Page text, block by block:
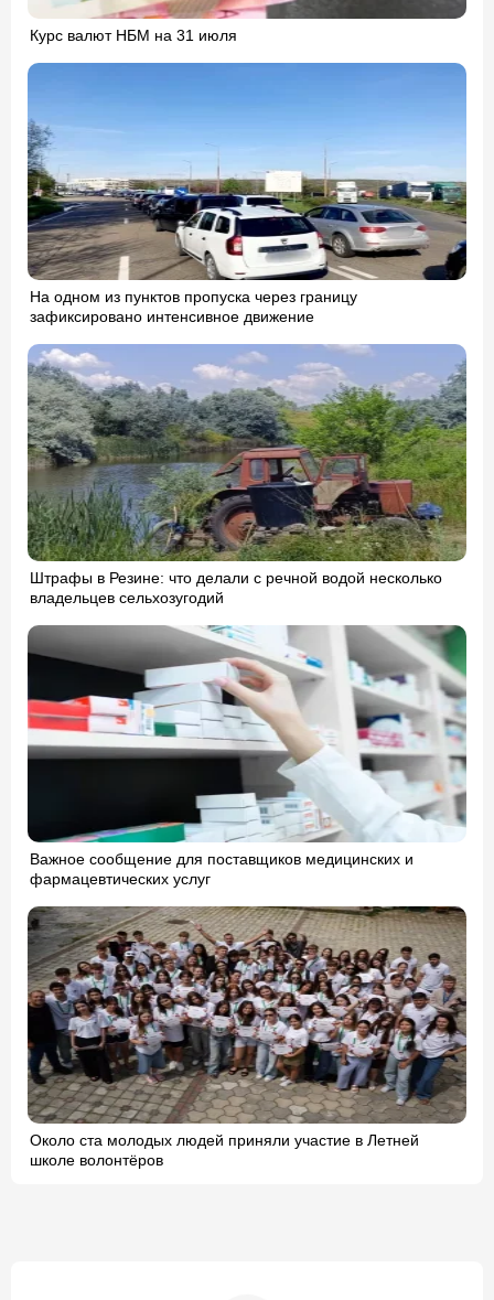
Курс валют НБМ на 31 июля
На одном из пунктов пропуска через границу
зафиксировано интенсивное движение
Штрафы в Резине: что делали с речной водой несколько
владельцев сельхозугодий
Важное сообщение для поставщиков медицинских и
фармацевтических услуг
Около ста молодых людей приняли участие в Летней
школе волонтёров